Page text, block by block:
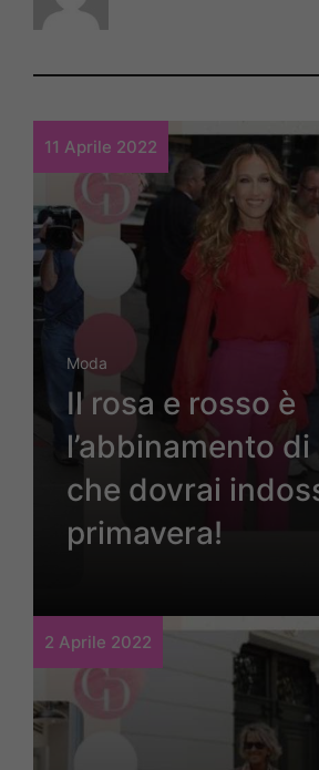
11 Aprile 2022
Moda
Il rosa e rosso è
l’abbinamento
che dovrai
primavera!
2 Aprile 2022